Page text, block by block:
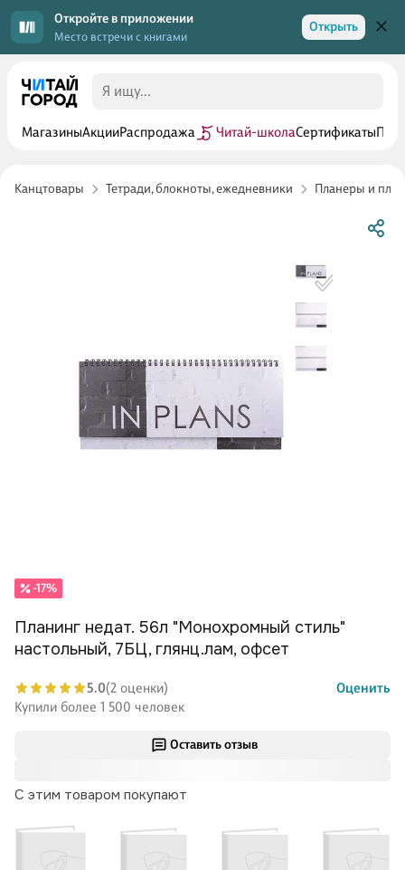
Откройте в приложении
Место встречи с книгами
Открыть
МагазиныАкцииРаспродажа Читай-школаСертификаты
Канцтовары Тетради, блокноты, ежедневники Планеры и
Оставить отзыв
С этим товаром покупают
-17%
Планинг недат. 56л "Монохромный стиль"
настольный, 7БЦ, глянц.лам, офсет
5.0(2 оценки)
Оценить
Купили более 1 500 человек